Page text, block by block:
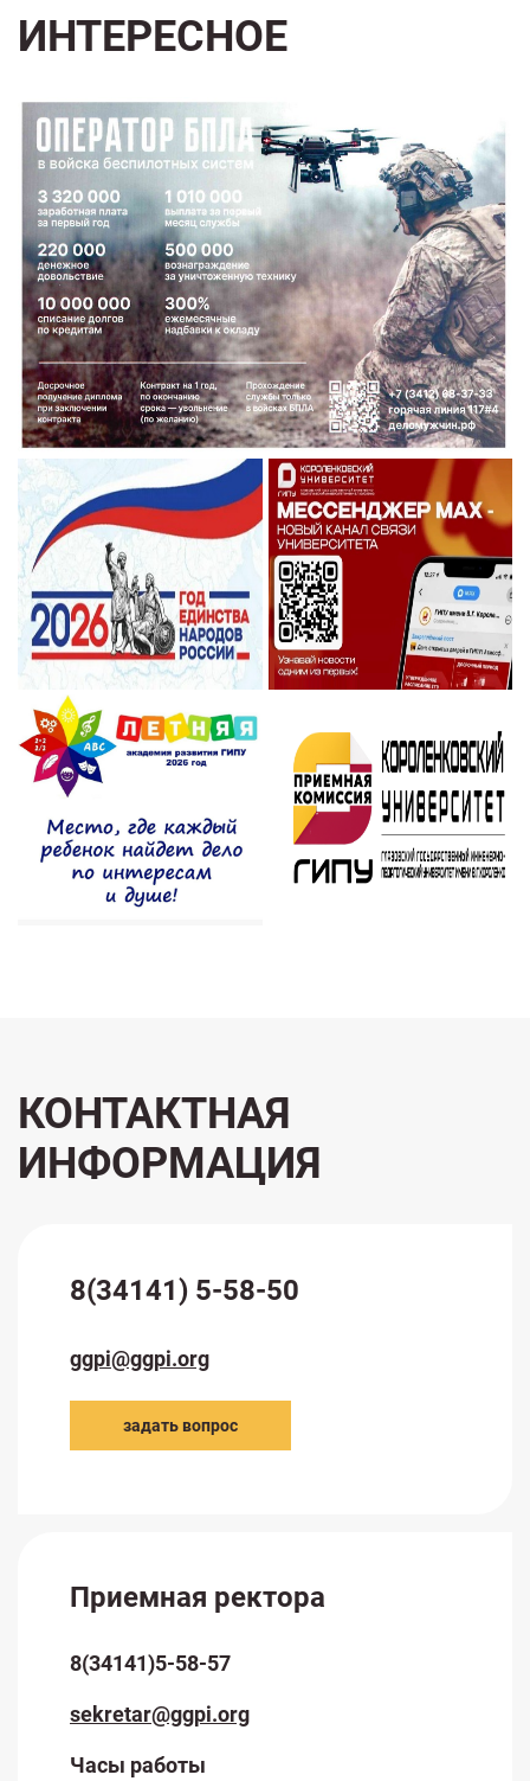
ИНТЕРЕСНОЕ
КОНТАКТНАЯ
ИНФОРМАЦИЯ
8(34141) 5-58-50
ggpi@ggpi.org
задать вопрос
Приемная ректора
8(34141)5-58-57
sekretar@ggpi.org
Часы работы